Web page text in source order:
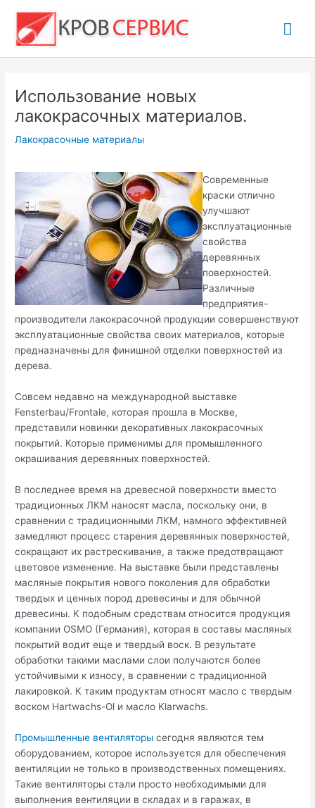
содержимому
Использование новых
лакокрасочных материалов.
Лакокрасочные материалы
Современные
краски отлично
улучшают
эксплуатационные
свойства
деревянных
поверхностей.
Различные
предприятия-
производители лакокрасочной продукции совершенствуют
эксплуатационные свойства своих материалов, которые
предназначены для финишной отделки поверхностей из
дерева.
Совсем недавно на международной выставке
Fensterbau/Frontale, которая прошла в Москве,
представили новинки декоративных лакокрасочных
покрытий. Которые применимы для промышленного
окрашивания деревянных поверхностей.
В последнее время на древесной поверхности вместо
традиционных ЛКМ наносят масла, поскольку они, в
сравнении с традиционными ЛКМ, намного эффективней
замедляют процесс старения деревянных поверхностей,
сокращают их растрескивание, а также предотвращают
цветовое изменение. На выставке были представлены
масляные покрытия нового поколения для обработки
твердых и ценных пород древесины и для обычной
древесины. К подобным средствам относится продукция
компании OSMO (Германия), которая в составы масляных
покрытий водит еще и твердый воск. В результате
обработки такими маслами слои получаются более
устойчивыми к износу, в сравнении с традиционной
лакировкой. К таким продуктам относят масло с твердым
воском Hartwachs-Ol и масло Klarwachs.
Промышленные вентиляторы сегодня являются тем
оборудованием, которое используется для обеспечения
вентиляции не только в производственных помещениях.
Такие вентиляторы стали просто необходимыми для
выполнения вентиляции в складах и в гаражах, в